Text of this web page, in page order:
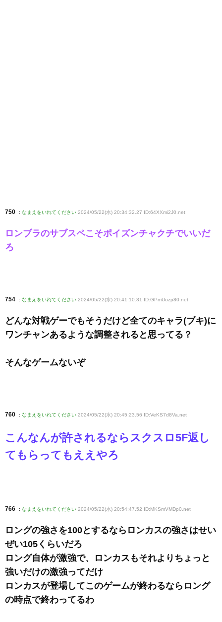
750 : なまえをいれてください 2024/05/22(水) 20:34:32.27 ID:64XXmi2J0 .net
ロンブラのサブスペこそポイズンチャクチでいいだ
ろ
754 : なまえをいれてください 2024/05/22(水) 20:41:10.81 ID:GPmUozp80 .net
どんな対戦ゲーでもそうだけど全てのキャラ(ブキ)に
ワンチャンあるような調整されると思ってる？
そんなゲームないぞ
760 : なまえをいれてください 2024/05/22(水) 20:45:23.56 ID:VeKS7d8Va .net
こんなんが許されるならスクスロ5F返し
てもらってもええやろ
766 : なまえをいれてください 2024/05/22(水) 20:54:47.52 ID:MKSmVMDp0 .net
ロングの強さを100とするならロンカスの強さはせい
ぜい105くらいだろ
ロング自体が激強で、ロンカスもそれよりちょっと
強いだけの激強ってだけ
ロンカスが登場してこのゲームが終わるならロング
の時点で終わってるわ